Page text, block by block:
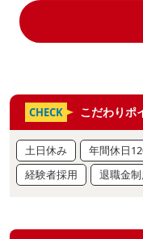
CHECK こだわりポ
土日休み 年間休日
経験者採用
退職金